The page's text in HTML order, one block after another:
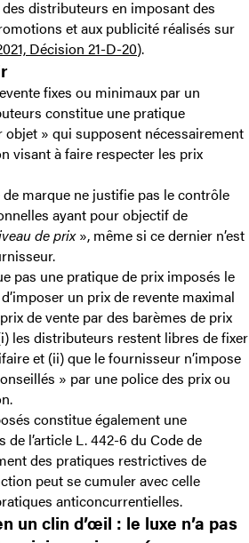
:
risques
distributeurs en imposant des
et aux publicité réalisés sur
Décision 21-D-20).
fixes ou minimaux par un
constitue une pratique
» qui supposent nécessairement
visant à faire respecter les prix
marque ne justifie pas le contrôle
ayant pour objectif de
de prix», même si ce dernier n’est
pas une pratique de prix imposés le
un prix de revente maximal
de vente par des barèmes de prix
les distributeurs restent libres de fixer
et (ii) que le fournisseur n’impose
» par une police des prix ou
constitue également une
de l’article L. 442-6 du Code de
des pratiques restrictives de
peut se cumuler avec celle
anticoncurrentielles.
un clin d’œil : le luxe n’a pas